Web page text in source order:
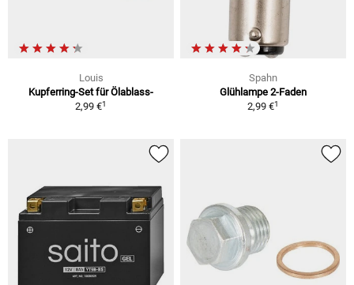
Louis
Kupferring-Set für Ölablass-
2,99 €1
Spahn
Glühlampe 2-Faden
2,99 €1